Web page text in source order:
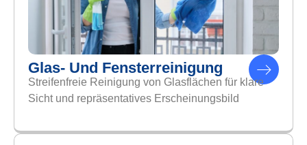
Glas- Und Fensterreinigung
Streifenfreie Reinigung von Glasflächen für klare
Sicht und repräsentatives Erscheinungsbild